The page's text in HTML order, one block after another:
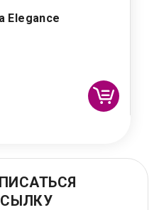
Elegance